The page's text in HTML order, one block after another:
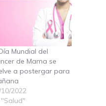
Mundial del
de Mama se
a postergar para
2022
"Salud"